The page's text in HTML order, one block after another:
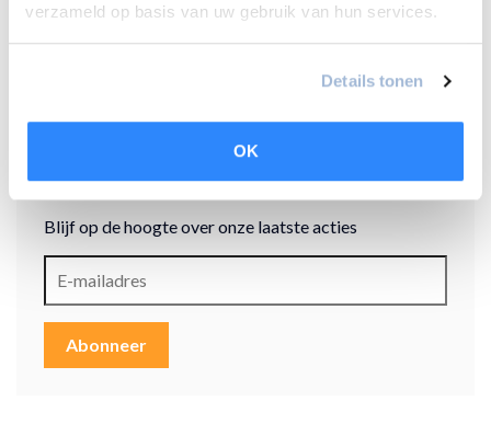
verzameld op basis van uw gebruik van hun services.
Details tonen
OK
luchtverwarming Onderhoud #subsidie
Nieuwsbrief
Blijf op de hoogte over onze laatste acties
Abonneer